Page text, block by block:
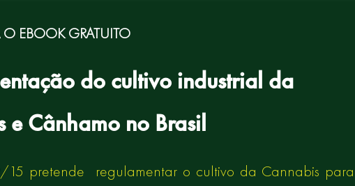
O EBOOK GRATUITO
do cultivo industrial da
e Cânhamo no Brasil
pretende regulamentar o cultivo da Cannabis para